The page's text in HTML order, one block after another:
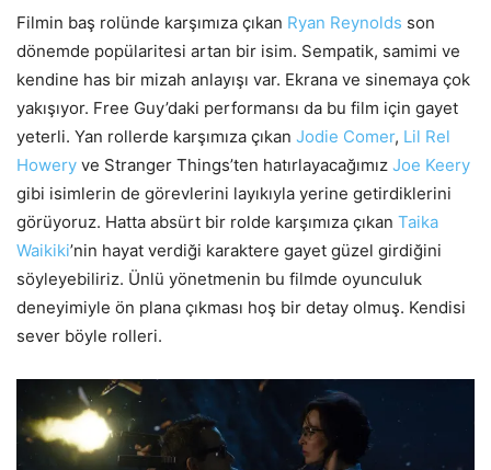
Filmin baş rolünde karşımıza çıkan Ryan Reynolds son
dönemde popülaritesi artan bir isim. Sempatik, samimi ve
kendine has bir mizah anlayışı var. Ekrana ve sinemaya çok
yakışıyor. Free Guy’daki performansı da bu film için gayet
yeterli. Yan rollerde karşımıza çıkan Jodie Comer, Lil Rel
Howery ve Stranger Things’ten hatırlayacağımız Joe Keery
gibi isimlerin de görevlerini layıkıyla yerine getirdiklerini
görüyoruz. Hatta absürt bir rolde karşımıza çıkan Taika
Waikiki’nin hayat verdiği karaktere gayet güzel girdiğini
söyleyebiliriz. Ünlü yönetmenin bu filmde oyunculuk
deneyimiyle ön plana çıkması hoş bir detay olmuş. Kendisi
sever böyle rolleri.